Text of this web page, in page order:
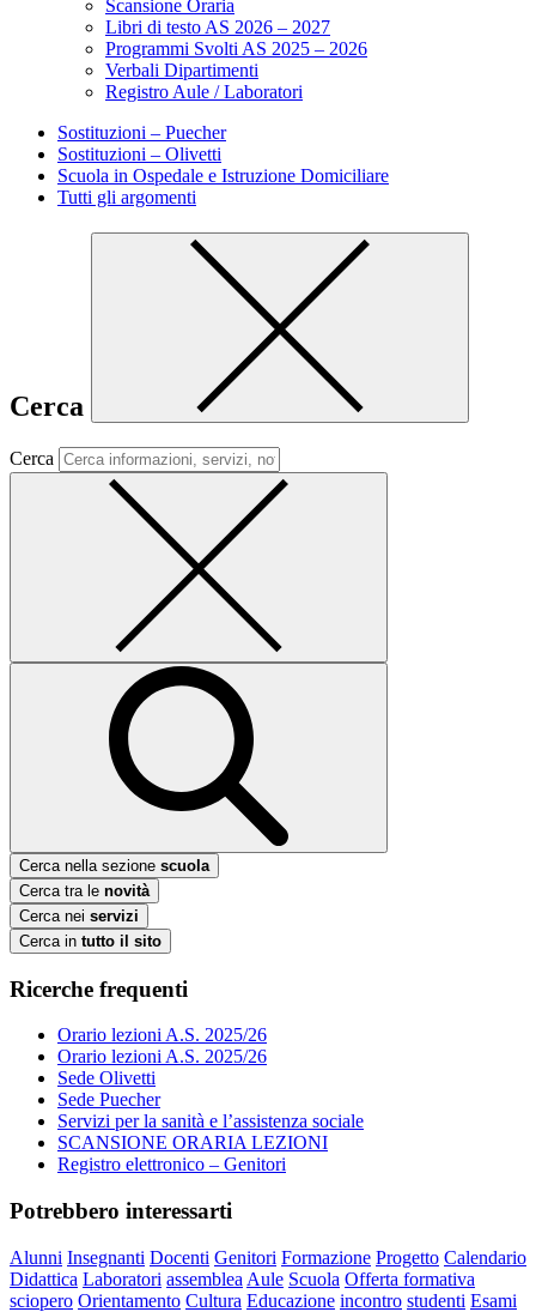
Scansione Oraria
Libri di testo AS 2026 – 2027
Programmi Svolti AS 2025 – 2026
Verbali Dipartimenti
Registro Aule / Laboratori
Sostituzioni – Puecher
Sostituzioni – Olivetti
Scuola in Ospedale e Istruzione Domiciliare
Tutti gli argomenti
Cerca
Cerca
Cerca nella sezione scuola
Cerca tra le novità
Cerca nei servizi
Cerca in tutto il sito
Ricerche frequenti
Orario lezioni A.S. 2025/26
Orario lezioni A.S. 2025/26
Sede Olivetti
Sede Puecher
Servizi per la sanità e l’assistenza sociale
SCANSIONE ORARIA LEZIONI
Registro elettronico – Genitori
Potrebbero interessarti
Alunni Insegnanti Docenti Genitori Formazione Progetto Calendario
Didattica Laboratori assemblea Aule Scuola Offerta formativa
sciopero Orientamento Cultura Educazione incontro studenti Esami